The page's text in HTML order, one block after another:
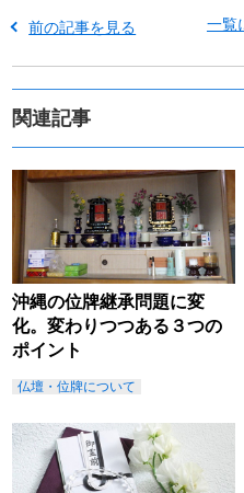
前の記事を見る 一覧
関連記事
沖縄の位牌継承問題に変
化。変わりつつある３つの
ポイント
仏壇・位牌について